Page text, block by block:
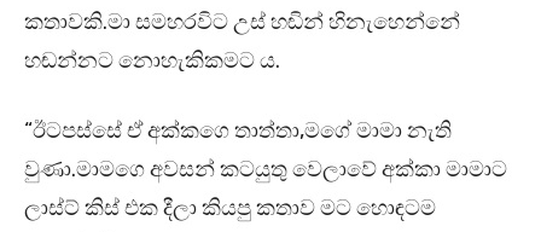
කතාවකි.මා සමහරවිට උස් හඬින් හිනැහෙන්නේ
හඬන්නට නොහැකිකමට ය.
“ඊටපස්සේ ඒ අක්කගෙ තාත්තා,මගේ මාමා නැති
වුණා.මාමගෙ අවසන් කටයුතු වෙලාවේ අක්කා මාමාට
ලාස්ට් කිස් එක දීලා කියපු කතාව මට හොඳටම